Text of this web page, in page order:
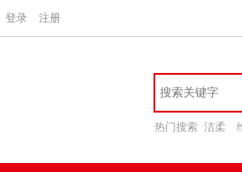
登录 注册
热门搜索 洁柔